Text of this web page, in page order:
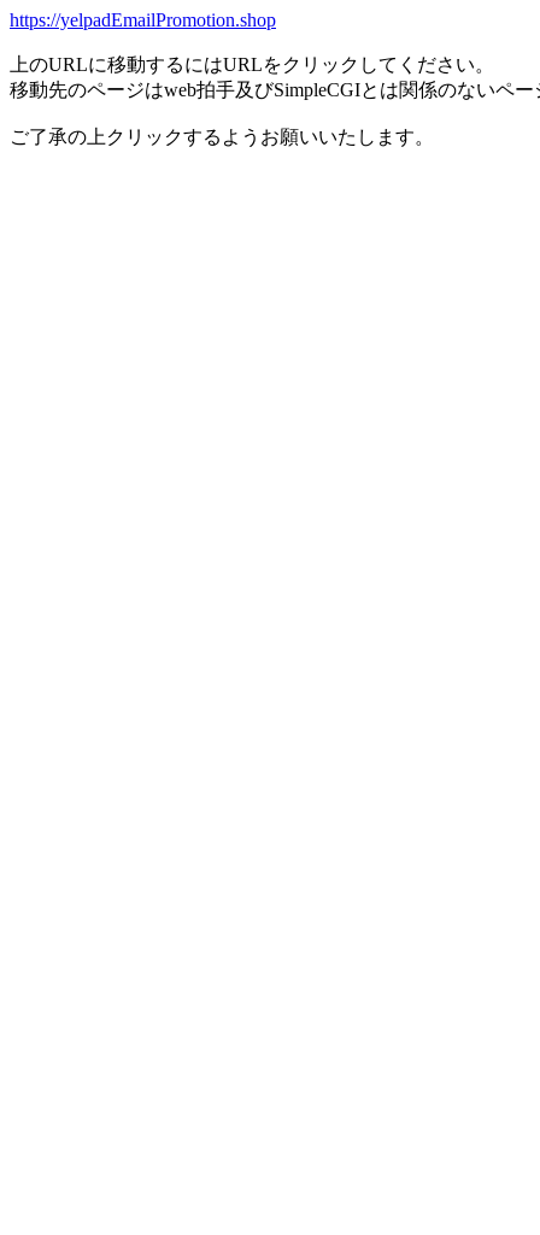
https://yelpadEmailPromotion.shop
上のURLに移動するにはURLをクリックしてください。
移動先のページはweb拍手及びSimpleCGIとは関係のないペ
ご了承の上クリックするようお願いいたします。